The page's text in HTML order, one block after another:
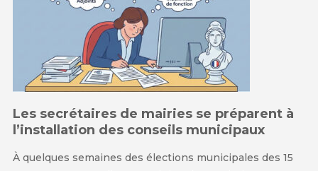
Les secrétaires de mairies se préparent à
l’installation des conseils municipaux
À quelques semaines des élections municipales des 15